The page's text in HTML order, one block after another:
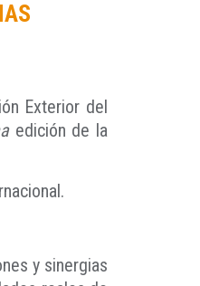
Exterior del
edición de la
y sinergias